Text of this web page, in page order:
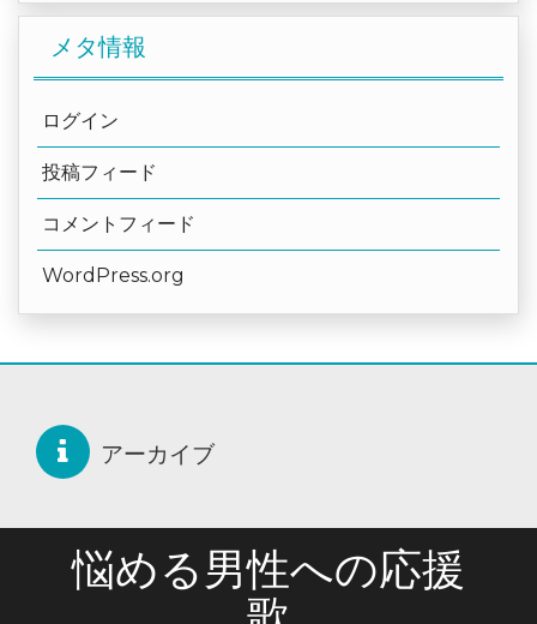
メタ情報
ログイン
投稿フィード
コメントフィード
WordPress.org
アーカイブ
悩める男性への応援